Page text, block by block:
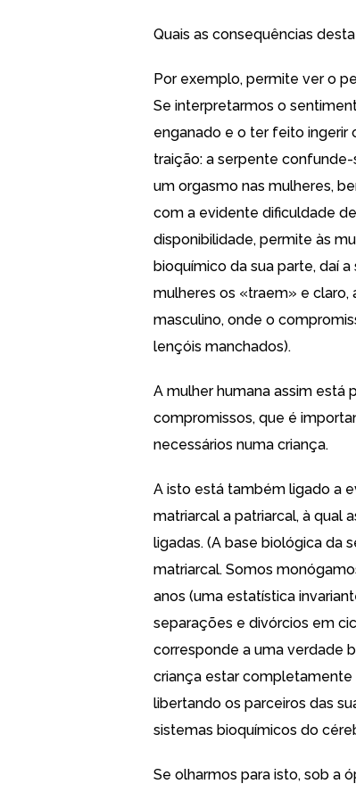
Quais as consequências
Por exemplo, permite ver o
Se interpretarmos o
enganado e o ter feito
traição: a serpente confunde-
um orgasmo nas mulheres,
com a evidente dificuldade
disponibilidade, permite às
bioquímico da sua parte, daí
mulheres os «traem» e claro,
masculino, onde o
lençóis manchados).
A mulher humana assim está
compromissos, que é
necessários numa criança.
A isto está também ligado a
matriarcal a patriarcal, à qual
ligadas. (A base biológica da
matriarcal. Somos
anos (uma estatística
separações e divórcios em
corresponde a uma verdade
criança estar completamente
libertando os parceiros das
sistemas bioquímicos do
Se olharmos para isto, sob a